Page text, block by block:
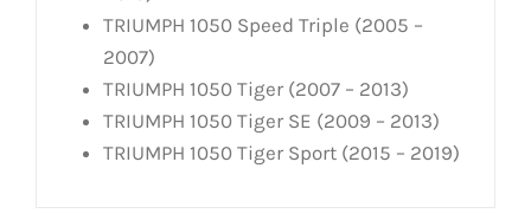
TRIUMPH 1050 Speed Triple (2005 –
2007)
TRIUMPH 1050 Tiger (2007 – 2013)
TRIUMPH 1050 Tiger SE (2009 – 2013)
TRIUMPH 1050 Tiger Sport (2015 – 2019)